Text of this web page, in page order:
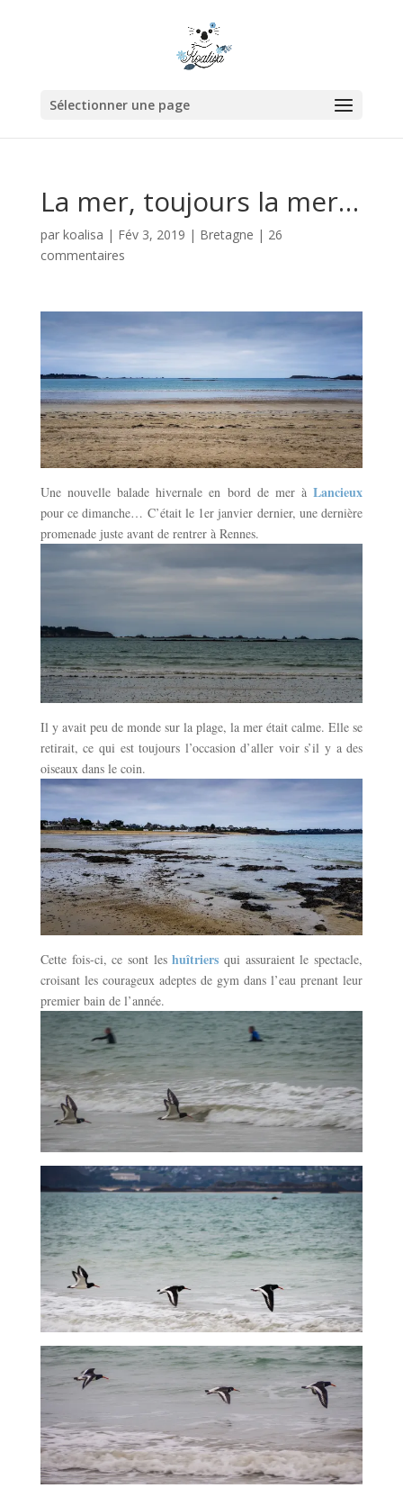
Sélectionner une page
La mer, toujours la mer…
par koalisa | Fév 3, 2019 | Bretagne | 26
commentaires
Une nouvelle balade hivernale en bord de mer àLancieux
pour ce dimanche… C’était le 1er janvier dernier, une dernière
promenade juste avant de rentrer à Rennes.
Il y avait peu de monde sur la plage, la mer était calme. Elle se
retirait, ce qui est toujours l’occasion d’aller voir s’il y a des
oiseaux dans le coin.
Cette fois-ci, ce sont leshuîtriers qui assuraient le spectacle,
croisant les courageux adeptes de gym dans l’eau prenant leur
premier bain de l’année.